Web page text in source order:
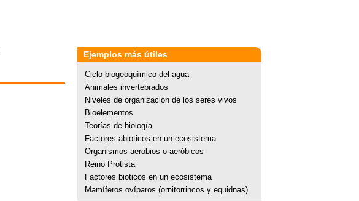
Ejemplos más útiles
Ciclo biogeoquímico del agua
Animales invertebrados
Niveles de organización de los seres vivos
Bioelementos
Teorías de biología
Factores abioticos en un ecosistema
Organismos aerobios o aeróbicos
Reino Protista
Factores bioticos en un ecosistema
Mamíferos ovíparos (ornitorrincos y equidnas)